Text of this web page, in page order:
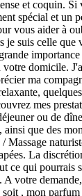
et coquin. Si
spécial et un
vous aider à
je suis celle que
domicile.
ma
mes
ou de
que des
Massage
La
ce qui pourrais
votre
, mon parfum